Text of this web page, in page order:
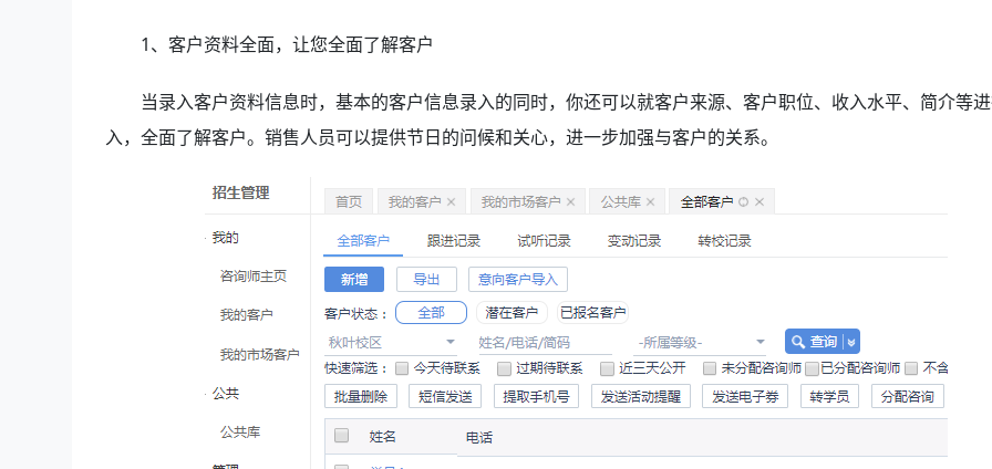
1、客户资料全面，让您全面了解客户
当录入客户资料信息时，基本的客户信息录入的同时，你还可以就客户来源、客户职位、收入水平、简介等
入，全面了解客户。销售人员可以提供节日的问候和关心，进一步加强与客户的关系。